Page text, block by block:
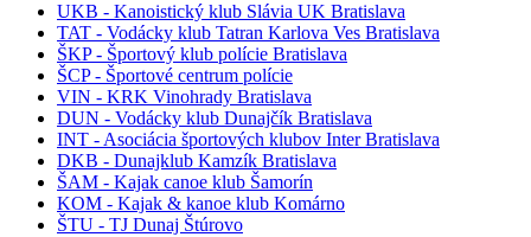
UKB - Kanoistický klub Slávia UK Bratislava
TAT - Vodácky klub Tatran Karlova Ves Bratislava
ŠKP - Športový klub polície Bratislava
ŠCP - Športové centrum polície
VIN - KRK Vinohrady Bratislava
DUN - Vodácky klub Dunajčík Bratislava
INT - Asociácia športových klubov Inter Bratislava
DKB - Dunajklub Kamzík Bratislava
ŠAM - Kajak canoe klub Šamorín
KOM - Kajak & kanoe klub Komárno
ŠTU - TJ Dunaj Štúrovo